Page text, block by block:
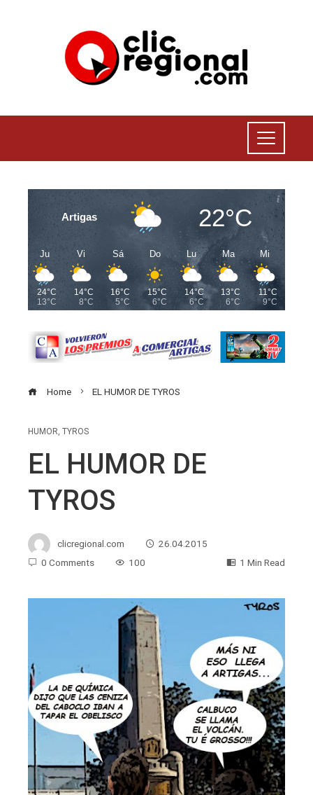
Artigas 22°C
Ju
24°C
13°C
Vi
14°C
8°C
Sá
16°C
5°C
Do
15°C
6°C
Lu
14°C
6°C
Ma
13°C
6°C
Mi
11°C
9°C
Home EL HUMOR DE TYROS
HUMOR, TYROS
EL HUMOR DE
TYROS
clicregional.com
26.04.2015
0 Comments
100 1 Min Read